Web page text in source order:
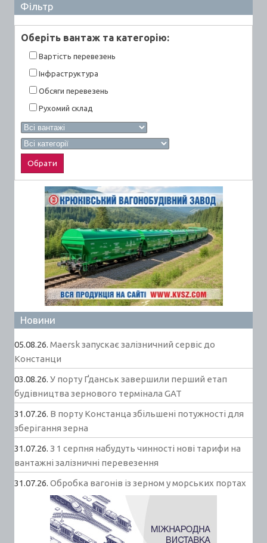
Фільтр
Оберiть вантаж та категорiю:
Вартiсть перевезень
Інфраструктура
Обсяги перевезень
Рухомий склад
Новини
05.08.26. Maersk запускає залізничний сервіс до
Констанци
03.08.26. У порту Ґданськ завершили перший етап
будівництва зернового термінала GAT
31.07.26. В порту Констанца збільшені потужності для
зберігання зерна
31.07.26. З 1 серпня набудуть чинності нові тарифи на
вантажні залізничні перевезення
31.07.26. Обробка вагонів із зерном у морських портах